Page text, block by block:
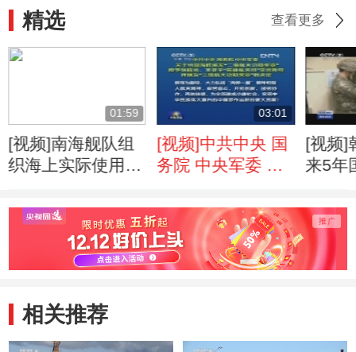
精选 查看更多
01:59
[视频]南海舰队组
织海上实际使用武
03:01
[视频]中共中央 国
务院 中央军委 关
发“二级航天功勋
奖章”授予张晓光
王亚平“英雄航天
员”荣誉称号并颁
[视频]
来5年
相关推荐